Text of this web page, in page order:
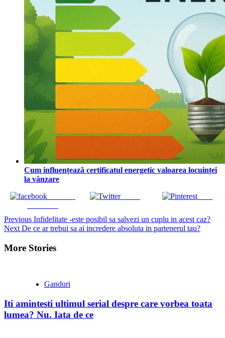
Cum influențează certificatul energetic valoarea locuinței
la vânzare
Tweet Save
Continue
Reading
Previous Infidelitate -este posibil sa salvezi un cuplu in acest caz?
Next De ce ar trebui sa ai incredere absoluta in partenerul tau?
More Stories
Ganduri
Iti amintesti ultimul serial despre care vorbea toata
lumea? Nu. Iata de ce